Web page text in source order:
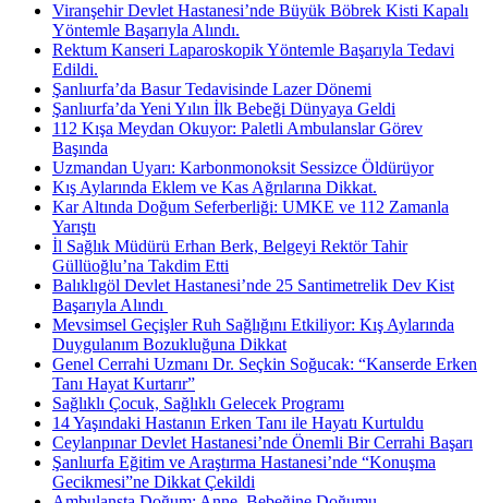
Viranşehir Devlet Hastanesi’nde Büyük Böbrek Kisti Kapalı
Yöntemle Başarıyla Alındı.
Rektum Kanseri Laparoskopik Yöntemle Başarıyla Tedavi
Edildi.
Şanlıurfa’da Basur Tedavisinde Lazer Dönemi
Şanlıurfa’da Yeni Yılın İlk Bebeği Dünyaya Geldi
112 Kışa Meydan Okuyor: Paletli Ambulanslar Görev
Başında
Uzmandan Uyarı: Karbonmonoksit Sessizce Öldürüyor
Kış Aylarında Eklem ve Kas Ağrılarına Dikkat.
Kar Altında Doğum Seferberliği: UMKE ve 112 Zamanla
Yarıştı
İl Sağlık Müdürü Erhan Berk, Belgeyi Rektör Tahir
Güllüoğlu’na Takdim Etti
Balıklıgöl Devlet Hastanesi’nde 25 Santimetrelik Dev Kist
Başarıyla Alındı ​
Mevsimsel Geçişler Ruh Sağlığını Etkiliyor: Kış Aylarında
Duygulanım Bozukluğuna Dikkat
Genel Cerrahi Uzmanı Dr. Seçkin Soğucak: “Kanserde Erken
Tanı Hayat Kurtarır”
Sağlıklı Çocuk, Sağlıklı Gelecek Programı
14 Yaşındaki Hastanın Erken Tanı ile Hayatı Kurtuldu
Ceylanpınar Devlet Hastanesi’nde Önemli Bir Cerrahi Başarı
Şanlıurfa Eğitim ve Araştırma Hastanesi’nde “Konuşma
Gecikmesi”ne Dikkat Çekildi